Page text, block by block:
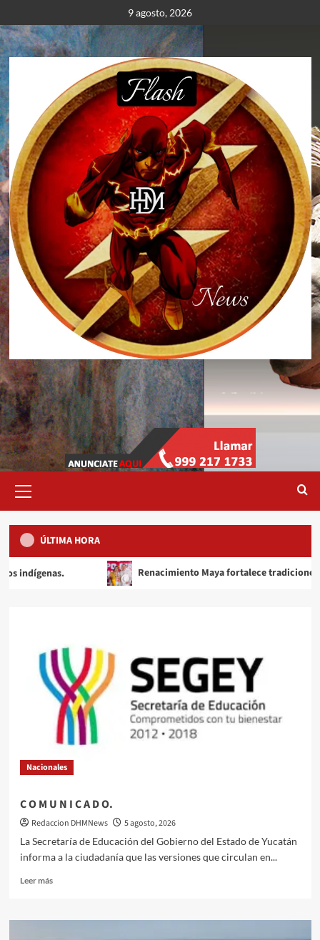
al
contenido
9 agosto, 2026
primario
ÚLTIMA HORA
Renacimiento Maya fortalece tradiciones y raíces que
Nacionales
C O M U N I C A D O.
Redaccion DHMNews
5 agosto, 2026
La Secretaría de Educación del Gobierno del Estado de Yucatán
informa a la ciudadanía que las versiones que circulan en...
Leer másLeer
C